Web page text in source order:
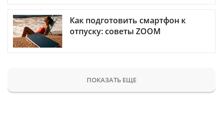
Как подготовить смартфон к
отпуску: советы ZOOM
ПОКАЗАТЬ ЕЩЕ